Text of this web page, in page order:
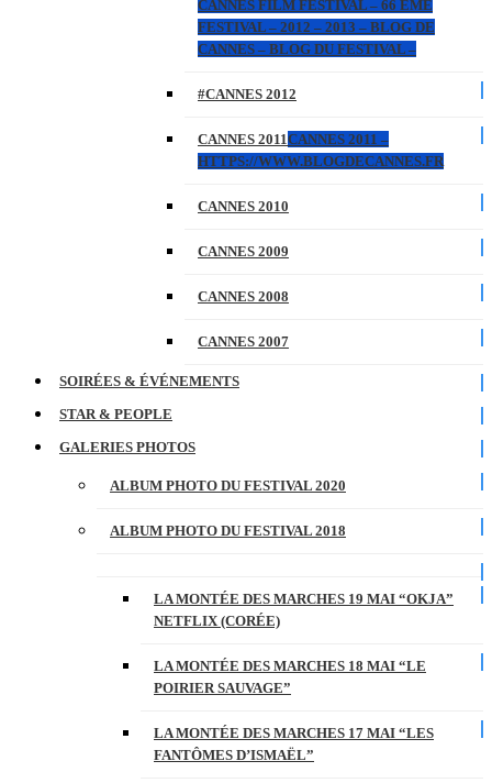
CANNES FILM FESTIVAL – 66 EME
FESTIVAL – 2012 – 2013 – BLOG DE
CANNES – BLOG DU FESTIVAL –
#CANNES 2012
CANNES 2011CANNES 2011 –
HTTPS://WWW.BLOGDECANNES.FR
CANNES 2010
CANNES 2009
CANNES 2008
CANNES 2007
SOIRÉES & ÉVÉNEMENTS
STAR & PEOPLE
GALERIES PHOTOS
ALBUM PHOTO DU FESTIVAL 2020
ALBUM PHOTO DU FESTIVAL 2018
LA MONTÉE DES MARCHES 19 MAI “OKJA”
NETFLIX (CORÉE)
LA MONTÉE DES MARCHES 18 MAI “LE
POIRIER SAUVAGE”
LA MONTÉE DES MARCHES 17 MAI “LES
FANTÔMES D’ISMAËL”